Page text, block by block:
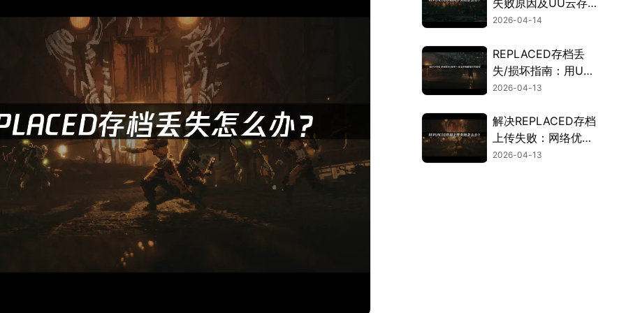
失败原因及UU云存
档一站式解决攻略！
2026-04-14
REPLACED存档丢
失/损坏指南：用UU
云存档规避进度丢失
2026-04-13
解决REPLACED存档
上传失败：网络优化
与云备份指南！
2026-04-13